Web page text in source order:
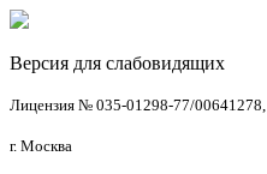
Версия для слабовидящих
Лицензия № 035-01298-77/00641278,
г. Москва